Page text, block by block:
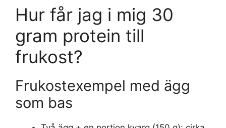
Hur får jag i mig 30
gram protein till
frukost?
Frukostexempel med ägg
som bas